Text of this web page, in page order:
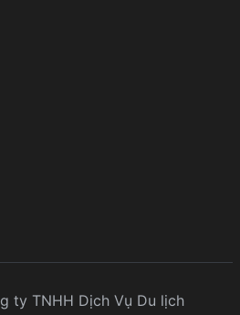
ty TNHH Dịch Vụ Du lịch